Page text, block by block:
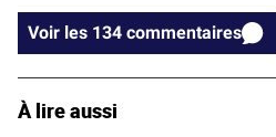
Voir les 134 commentaires
À lire aussi